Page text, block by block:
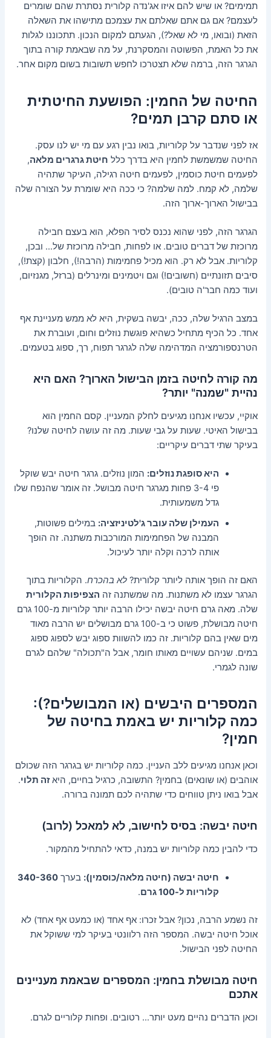
תמימים? או שיש להם איזו אג'נדה קלורית נסתרת שהם שומרים
לעצמם? אם גם אתם שאלתם את עצמכם מתישהו את השאלה
הזאת (ובואו, מי לא שאל?), הגעתם למקום הנכון. תתכוננו לגלות
את כל האמת, הפשוטה והמסקרנת, על מה שבאמת קורה בתוך
הגרגר הזה, ברמה שלא תצטרכו לחפש תשובות בשום מקום אחר.
החיטה של החמין: הפושעת החיטתית
או סתם קרבן תמים?
אז לפני שנדבר על קלוריות, בואו נבין רגע עם מי יש לנו עסק.
החיטה שמשמשת לחמין היא בדרך כלל חיטת גרגרים מלאה,
לפעמים חיטת כוסמין, לפעמים חיטה רגילה, העיקר שתהיה
שלמה, לא קמח. למה שלמה? כי ככה היא שומרת על הצורה שלה
בבישול הארוך-ארוך הזה.
הגרגר הזה, לפני שהוא נכנס לסיר הפלא, הוא בעצם חבילה
מרוכזת של דברים טובים. או לפחות, חבילה מרוכזת של… ובכן,
קלוריות. אבל לא רק. הוא מכיל פחמימות (הרבה!), חלבון (קצת!),
סיבים תזונתיים (חשובים!) וגם ויטמינים ומינרלים (ברזל, מגנזיום,
ועוד כמה חבר'ה טובים).
במצב הרגיל שלה, ככה, יבשה בשקית, היא לא ממש מעניינת אף
אחד. כל הכיף מתחיל כשהיא פוגשת נוזלים וחום, ועוברת את
הטרנספורמציה המדהימה שלה לגרגר תפוח, רך, ספוג בטעמים.
מה קורה לחיטה בזמן הבישול הארוך? האם היא
נהיית "שמנה" יותר?
אוקיי, עכשיו אנחנו מגיעים לחלק המעניין. קסם החמין הוא
בבישול האיטי. שעות על גבי שעות. מה זה עושה לחיטה שלנו?
בעיקר שתי דברים עיקריים:
היא סופגת נוזלים: המון נוזלים. גרגר חיטה יבש שוקל
פי 3-4 פחות מגרגר חיטה מבושל. זה אומר שהנפח שלו
גדל משמעותית.
העמילן שלה עובר ג'לטיניזציה: במילים פשוטות,
המבנה של הפחמימות המורכבות משתנה. זה הופך
אותה לרכה וקלה יותר לעיכול.
האם זה הופך אותה ליותר קלורית?לא בהכרח. הקלוריות בתוך
הגרגר עצמו לא משתנות. מה שמשתנה זה הצפיפות הקלורית
שלה. מאה גרם חיטה יבשה יכילו הרבה יותר קלוריות מ-100 גרם
חיטה מבושלת, פשוט כי ב-100 גרם מבושלים יש הרבה מאוד
מים שאין בהם קלוריות. זה כמו להשוות ספוג יבש לספוג ספוג
במים. שניהם עשויים מאותו חומר, אבל ה"תכולה" שלהם לגרם
שונה לגמרי.
המספרים היבשים (או המבושלים?):
כמה קלוריות יש באמת בחיטה של
חמין?
וכאן אנחנו מגיעים ללב העניין. כמה קלוריות יש בגרגר הזה שכולם
אוהבים (או שונאים) בחמין? התשובה, כרגיל בחיים, היאזה תלוי.
אבל בואו ניתן טווחים כדי שתהיה לכם תמונה ברורה.
חיטה יבשה: בסיס לחישוב, לא למאכל (לרוב)
כדי להבין כמה קלוריות יש במנה, כדאי להתחיל מהמקור.
חיטה יבשה (חיטה מלאה/כוסמין): בערך340-360
קלוריות ל-100 גרם
.
זה נשמע הרבה, נכון? אבל זכרו: אף אחד (או כמעט אף אחד) לא
אוכל חיטה יבשה. המספר הזה רלוונטי בעיקר למי ששוקל את
החיטה לפני הבישול.
חיטה מבושלת בחמין: המספרים שבאמת מעניינים
אתכם
וכאן הדברים נהיים מעט יותר… רטובים. ופחות קלוריים לגרם.